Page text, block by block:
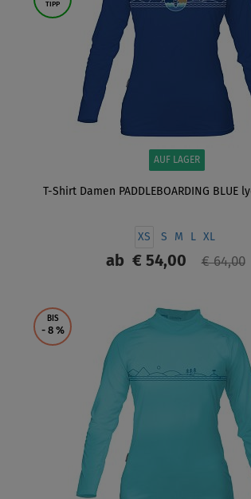
TIPP
AUF LAGER
T-Shirt Damen PADDLEBOARDING BLUE
XS S M L XL
ab€ 54,00 € 64,00
BIS
- 8 %